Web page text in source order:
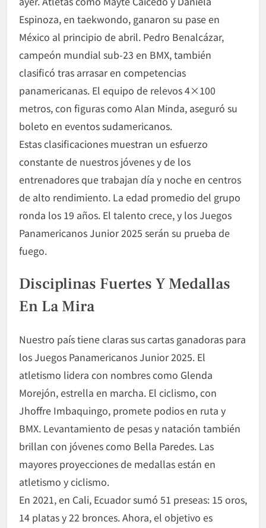
Espinoza, en taekwondo, ganaron su pase en
México al principio de abril. Pedro Benalcázar,
campeón mundial sub-23 en BMX, también
clasificó tras arrasar en competencias
panamericanas. El equipo de relevos 4×100
metros, con figuras como Alan Minda, aseguró su
boleto en eventos sudamericanos.
Estas clasificaciones muestran un esfuerzo
constante de nuestros jóvenes y de los
entrenadores que trabajan día y noche en centros
de alto rendimiento. La edad promedio del grupo
ronda los 19 años. El talento crece, y los Juegos
Panamericanos Junior 2025 serán su prueba de
fuego.
Disciplinas Fuertes Y Medallas
En La Mira
Nuestro país tiene claras sus cartas ganadoras para
los Juegos Panamericanos Junior 2025. El
atletismo lidera con nombres como Glenda
Morejón, estrella en marcha. El ciclismo, con
Jhoffre Imbaquingo, promete podios en ruta y
BMX. Levantamiento de pesas y natación también
brillan con jóvenes como Bella Paredes. Las
mayores proyecciones de medallas están en
atletismo y ciclismo.
En 2021, en Cali, Ecuador sumó 51 preseas: 15 oros,
14 platas y 22 bronces. Ahora, el objetivo es